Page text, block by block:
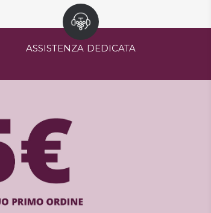
ASSISTENZA DEDICATA